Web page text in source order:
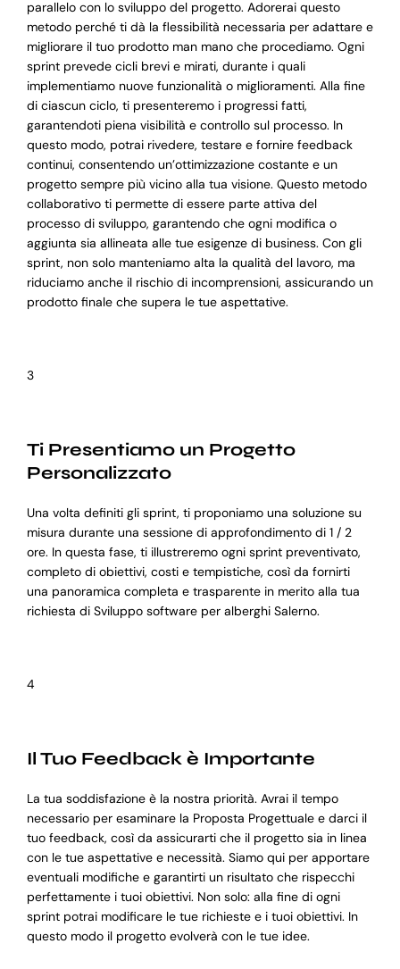
parallelo con lo sviluppo del progetto. Adorerai questo
metodo perché ti dà la flessibilità necessaria per adattare e
migliorare il tuo prodotto man mano che procediamo. Ogni
sprint prevede cicli brevi e mirati, durante i quali
implementiamo nuove funzionalità o miglioramenti. Alla fine
di ciascun ciclo, ti presenteremo i progressi fatti,
garantendoti piena visibilità e controllo sul processo. In
questo modo, potrai rivedere, testare e fornire feedback
continui, consentendo un’ottimizzazione costante e un
progetto sempre più vicino alla tua visione. Questo metodo
collaborativo ti permette di essere parte attiva del
processo di sviluppo, garantendo che ogni modifica o
aggiunta sia allineata alle tue esigenze di business. Con gli
sprint, non solo manteniamo alta la qualità del lavoro, ma
riduciamo anche il rischio di incomprensioni, assicurando un
prodotto finale che supera le tue aspettative.
3
Ti Presentiamo un Progetto
Personalizzato
Una volta definiti gli sprint, ti proponiamo una soluzione su
misura durante una sessione di approfondimento di 1 / 2
ore. In questa fase, ti illustreremo ogni sprint preventivato,
completo di obiettivi, costi e tempistiche, così da fornirti
una panoramica completa e trasparente in merito alla tua
richiesta di Sviluppo software per alberghi Salerno.
4
Il Tuo Feedback è Importante
La tua soddisfazione è la nostra priorità. Avrai il tempo
necessario per esaminare la Proposta Progettuale e darci il
tuo feedback, così da assicurarti che il progetto sia in linea
con le tue aspettative e necessità. Siamo qui per apportare
eventuali modifiche e garantirti un risultato che rispecchi
perfettamente i tuoi obiettivi. Non solo: alla fine di ogni
sprint potrai modificare le tue richieste e i tuoi obiettivi. In
questo modo il progetto evolverà con le tue idee.